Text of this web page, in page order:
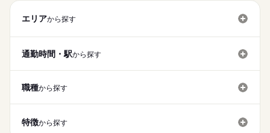
エリアから探す
通勤時間・駅から探す
職種から探す
特徴から探す